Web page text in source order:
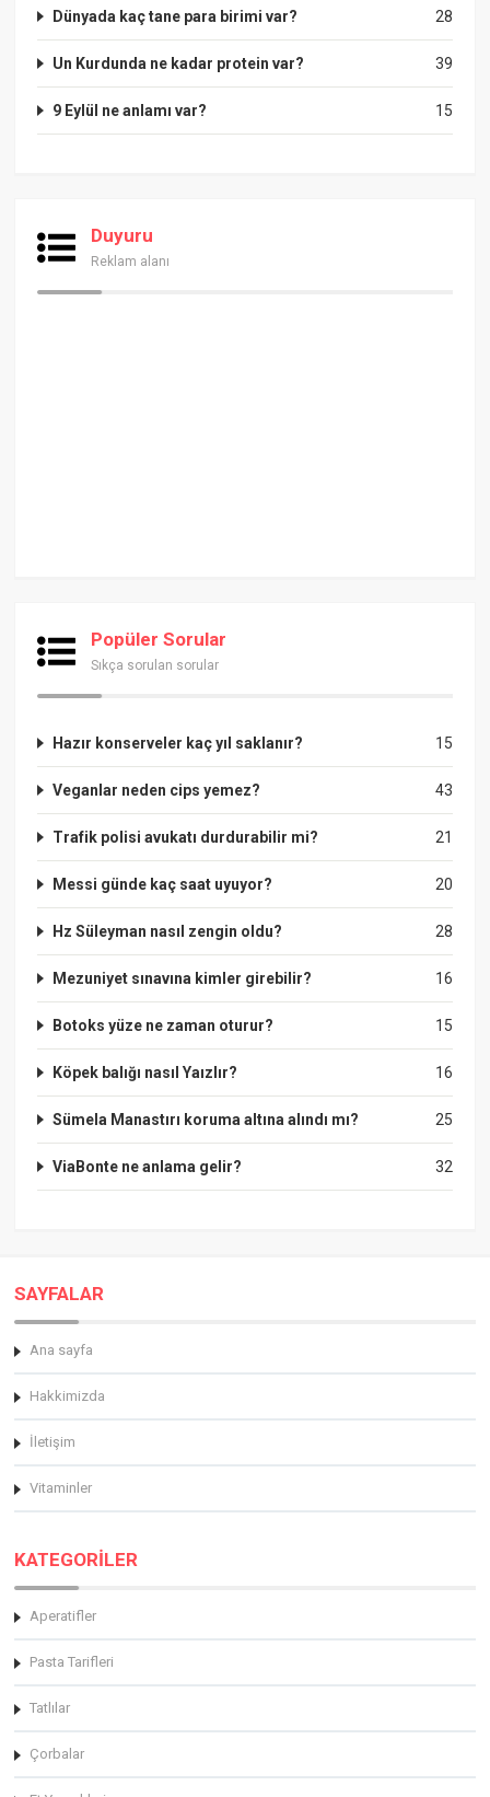
28
Dünyada kaç tane para birimi var?
39
Un Kurdunda ne kadar protein var?
15
9 Eylül ne anlamı var?
Duyuru
Reklam alanı
Popüler Sorular
Sıkça sorulan sorular
15
Hazır konserveler kaç yıl saklanır?
43
Veganlar neden cips yemez?
21
Trafik polisi avukatı durdurabilir mi?
20
Messi günde kaç saat uyuyor?
28
Hz Süleyman nasıl zengin oldu?
16
Mezuniyet sınavına kimler girebilir?
15
Botoks yüze ne zaman oturur?
16
Köpek balığı nasıl Yaızlır?
25
Sümela Manastırı koruma altına alındı mı?
32
ViaBonte ne anlama gelir?
SAYFALAR
Ana sayfa
Hakkimizda
İletişim
Vitaminler
KATEGORİLER
Aperatifler
Pasta Tarifleri
Tatlılar
Çorbalar